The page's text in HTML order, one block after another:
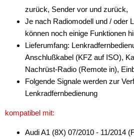
für VW
Universal
Cinch-Kabel
DAB+
Entriegelung
Entstörmaterial
Ersatzteile
zurück, Sender vor und zurück,
Je nach Radiomodell und / oder
können noch einige Funktionen
Lieferumfang:
Anschlußkabel (KFZ auf ISO),
Nachrüst-Radio (Remote in),
Folgende Signale werden zur
Lenkradfernbedienung
kompatibel mit:
Audi A1 (8X) 07/2010 - 11/2014